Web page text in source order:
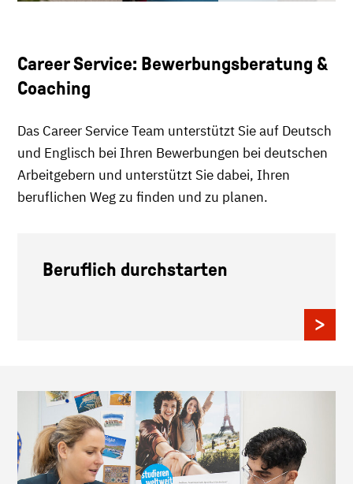
Career Service: Bewerbungsberatung &
Coaching
Das Career Service Team unterstützt Sie auf Deutsch
und Englisch bei Ihren Bewerbungen bei deutschen
Arbeitgebern und unterstützt Sie dabei, Ihren
beruflichen Weg zu finden und zu planen.
Beruflich durchstarten